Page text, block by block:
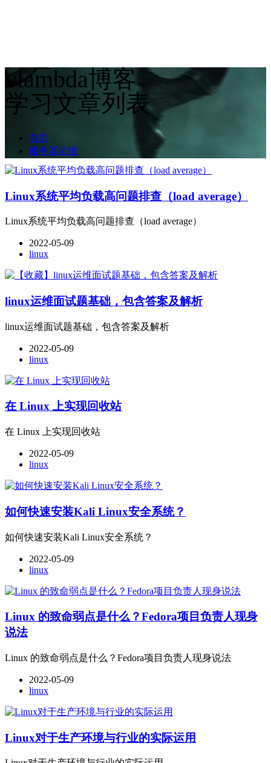
vlambda博客
学习文章列表
首页
服务器运维
Linux系统平均负载高问题排查（load average）
Linux系统平均负载高问题排查（load average）
2022-05-09
linux
linux运维面试题基础，包含答案及解析
linux运维面试题基础，包含答案及解析
2022-05-09
linux
在 Linux 上实现回收站
在 Linux 上实现回收站
2022-05-09
linux
如何快速安装Kali Linux安全系统？
如何快速安装Kali Linux安全系统？
2022-05-09
linux
Linux 的致命弱点是什么？Fedora项目负责人现身
说法
Linux 的致命弱点是什么？Fedora项目负责人现身说法
2022-05-09
linux
​Linux对于生产环境与行业的实际运用